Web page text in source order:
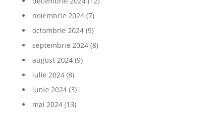
noiembrie 2024(7)
octombrie 2024(9)
septembrie 2024(8)
august 2024(9)
iulie 2024(8)
iunie 2024(3)
mai 2024(13)